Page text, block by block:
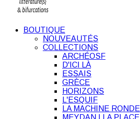
BOUTIQUE
NOUVEAUTÉS
COLLECTIONS
ARCHÉOSF
D'ICI LÀ
ESSAIS
GRÈCE
HORIZONS
L'ESQUIF
LA MACHINE RONDE
MEYDAN | LA PLACE